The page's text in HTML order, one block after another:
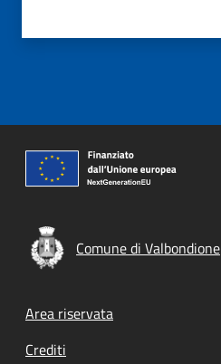
Comune di Valbondione
Footer menu
Area riservata
Crediti